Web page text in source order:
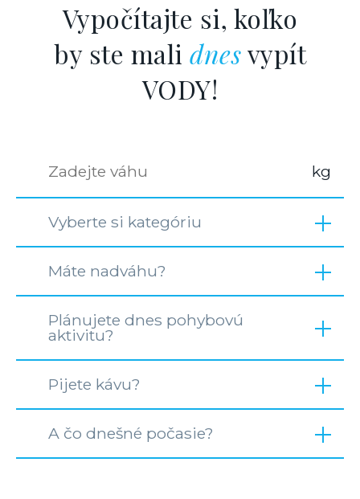
Vypočítajte si, koľko
by ste mali dnesvypít
VODY!
Vyberte si kategóriu
Máte nadváhu?
Plánujete dnes pohybovú
aktivitu?
Pijete kávu?
A čo dnešné počasie?